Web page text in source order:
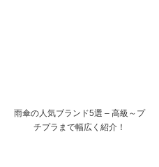
雨傘の人気ブランド5選 – 高級～プ
チプラまで幅広く紹介！